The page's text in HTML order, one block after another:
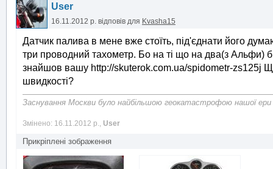
User
16.11.2012 р. відповів для Kvasha15
Датчик палива в мене вже стоїть, під'єднати його
три проводний тахометр. Бо на ті що на два(з Альфи)
знайшов вашу http://skuterok.com.ua/spidometr-zs125j
швидкості?
Заснування Москви було найбільшою геокатастрофою нашої ери
Змінено: 16.11.2012 р., User
Прикріплені зображення